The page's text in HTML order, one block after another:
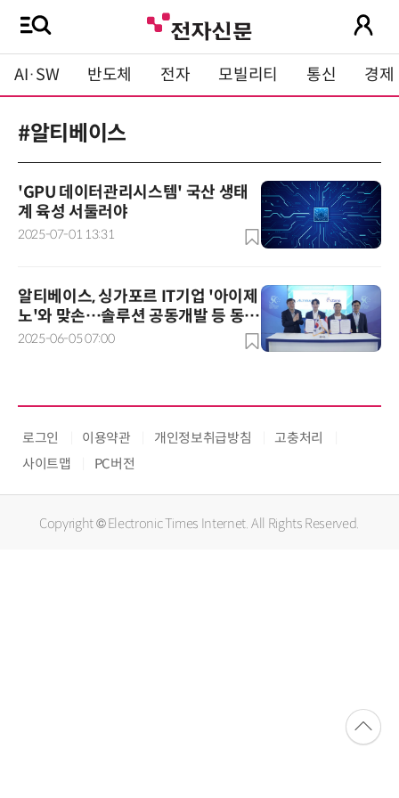
AI·SW 반도체 전자 모빌리티 통신 경제
#알티베이스
'GPU 데이터관리시스템' 국산 생태
계 육성 서둘러야
2025-07-01 13:31
알티베이스, 싱가포르 IT기업 '아이제
노'와 맞손…솔루션 공동개발 등 동남
아 시장확대 공조
2025-06-05 07:00
로그인 이용약관 개인정보취급방침
고충처리
사이트맵
PC버전
Copyright © Electronic Times Internet. All Rights Reserved.